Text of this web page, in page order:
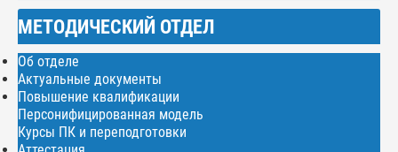
МЕТОДИЧЕСКИЙ ОТДЕЛ
Об отделе
Актуальные документы
Повышение квалификации
Персонифицированная модель
Курсы ПК и переподготовки